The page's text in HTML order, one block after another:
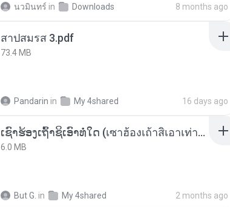
นวมินทร์ in Downloads 8 months ago
สาปสมรส 3.pdf
73.4 MB
Pandarin in My 4shared 16 days ago
ເຊົາຮ້ອງເຖົ້າຊິເອົາທໍ່ໃດ (เซาฮ้องเถ้าสิเอาเท่าใด) ບຸນເກີດ ຫນູຫ່ວງ ft. ໂສພາ ຈຸນທະລາ
6.0 MB
But G. in My 4shared 2 months ago